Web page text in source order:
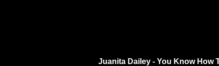
Juanita Dailey - You Know How